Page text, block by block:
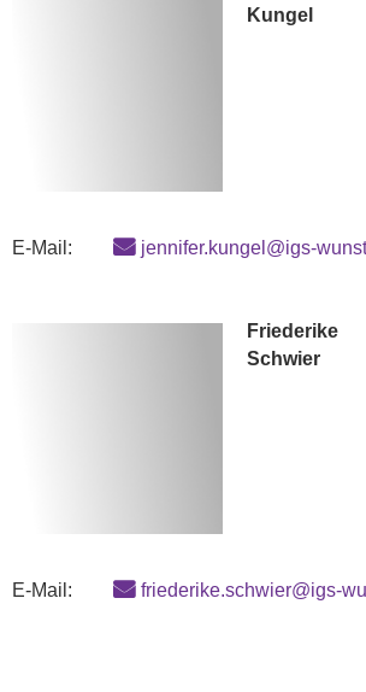
Kungel
E-Mail: jennifer.kungel@igs-
Friederike
Schwier
E-Mail: friederike.schwier@igs-